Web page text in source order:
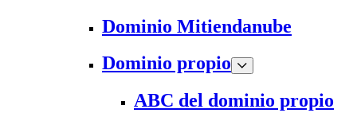
Dominio Mitiendanube
Dominio propio
ABC del dominio propio